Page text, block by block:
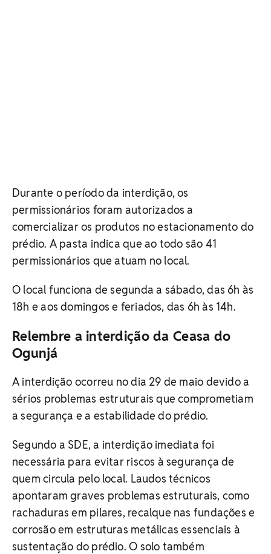
Durante o período da interdição, os
permissionários foram autorizados a
comercializar os produtos no estacionamento do
prédio. A pasta indica que ao todo são 41
permissionários que atuam no local.
O local funciona de segunda a sábado, das 6h às
18h e aos domingos e feriados, das 6h às 14h.
Relembre a interdição da Ceasa do
Ogunjá
A interdição ocorreu no dia 29 de maio devido a
sérios problemas estruturais que comprometiam
a segurança e a estabilidade do prédio.
Segundo a SDE, a interdição imediata foi
necessária para evitar riscos à segurança de
quem circula pelo local. Laudos técnicos
apontaram graves problemas estruturais, como
rachaduras em pilares, recalque nas fundações e
corrosão em estruturas metálicas essenciais à
sustentação do prédio. O solo também